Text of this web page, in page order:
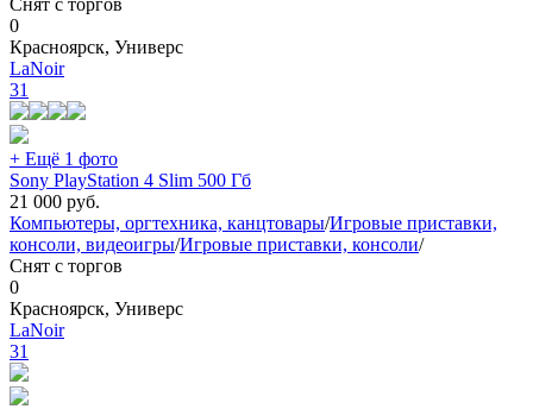
Снят с торгов
0
Красноярск, Универс
LaNoir
31
+ Ещё 1 фото
Sony PlayStation 4 Slim 500 Гб
21 000 руб.
Компьютеры, оргтехника, канцтовары/Игровые приставки,
консоли, видеоигры/Игровые приставки, консоли/
Снят с торгов
0
Красноярск, Универс
LaNoir
31